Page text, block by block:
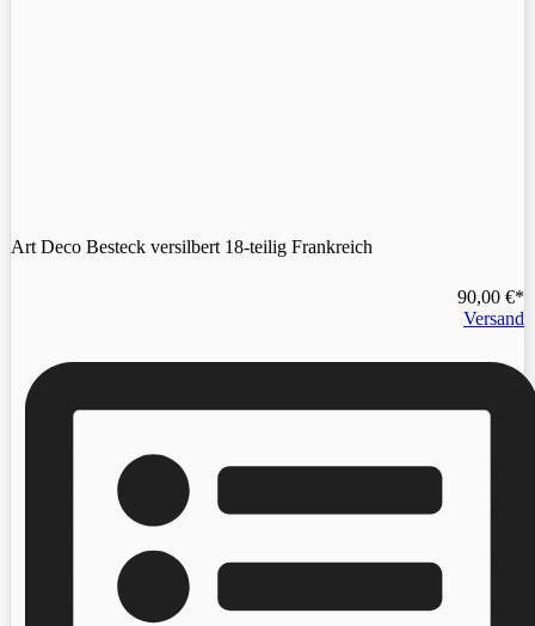
Art Deco Besteck versilbert 18-teilig Frankreich
90,00 €
Versand